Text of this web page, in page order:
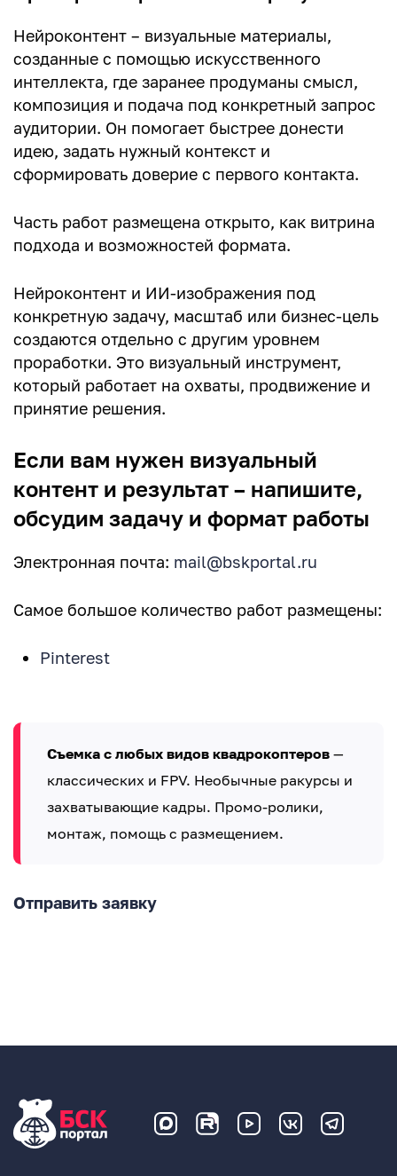
Нейроконтент – визуальные материалы,
созданные с помощью искусственного
интеллекта, где заранее продуманы смысл,
композиция и подача под конкретный запрос
аудитории. Он помогает быстрее донести
идею, задать нужный контекст и
сформировать доверие с первого контакта.
Часть работ размещена открыто, как витрина
подхода и возможностей формата.
Нейроконтент и ИИ-изображения под
конкретную задачу, масштаб или бизнес-цель
создаются отдельно с другим уровнем
проработки. Это визуальный инструмент,
который работает на охваты, продвижение и
принятие решения.
Если вам нужен визуальный
контент и результат – напишите,
обсудим задачу и формат работы
Электронная почта: mail@bskportal.ru
Самое большое количество работ размещены:
Pinterest
Съемка с любых видов квадрокоптеров —
классических и FPV. Необычные ракурсы и
захватывающие кадры. Промо-ролики,
монтаж, помощь с размещением.
Отправить заявку